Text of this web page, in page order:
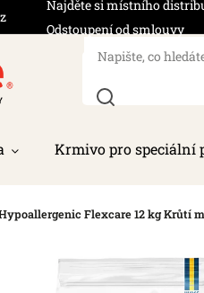
Najděte si místního
Odstoupení od smlouvy
Krmivo pro speciální
Flexcare 12 kg Krůtí